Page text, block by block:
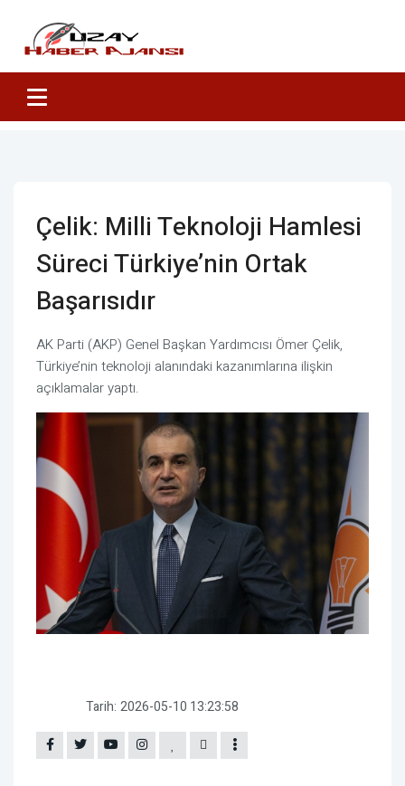
Çelik: Milli Teknoloji Hamlesi
Süreci Türkiye’nin Ortak
Başarısıdır
AK Parti (AKP) Genel Başkan Yardımcısı Ömer Çelik,
Türkiye’nin teknoloji alanındaki kazanımlarına ilişkin
açıklamalar yaptı.
Tarih: 2026-05-10 13:23:58